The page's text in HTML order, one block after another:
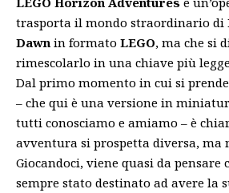
trasporta il mondo straordinario di
Dawn in formato LEGO, ma che si
rimescolarlo in una chiave più
Dal primo momento in cui si
– che qui è una versione in
tutti conosciamo e amiamo – è
avventura si prospetta diversa, ma
Giocandoci, viene quasi da pensare
sempre stato destinato ad avere la